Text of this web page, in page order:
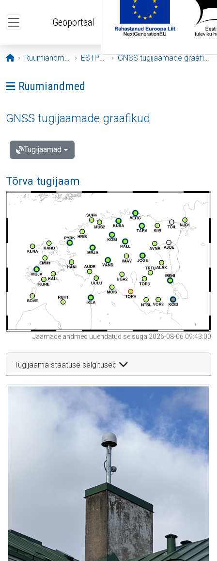
Geoportaal
Avaleht
Ruumiandmed ESTPOS GNSS tugijaamade graafikud
Ava menüü: Ruumiandmed
Ruumiandmed
GNSS tugijaamade graafikud
Tugijaamad
Tõrva tugijaam
Jaamade andmed uuendatud seisuga 2026-08-06 09:43:00
Tugijaama staatuse selgitused